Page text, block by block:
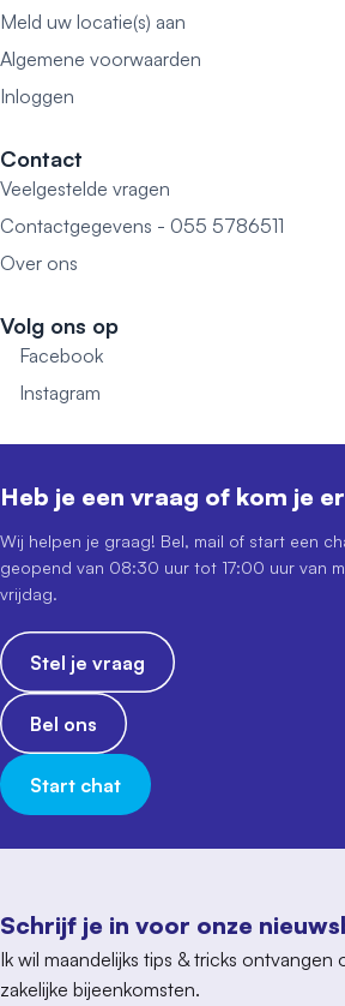
Meld uw locatie(s) aan
Algemene voorwaarden
Inloggen
Contact
Veelgestelde vragen
Contactgegevens - 055 5786511
Over ons
Volg ons op
Facebook
Instagram
Schrijf je in voor onze
Ik wil maandelijks tips & tricks ontvangen
zakelijke bijeenkomsten.
Heb je een vraag of kom je
Wij helpen je graag! Bel, mail of start een
geopend van 08:30 uur tot 17:00 uur van
vrijdag.
Stel je vraag
Bel ons
Start chat